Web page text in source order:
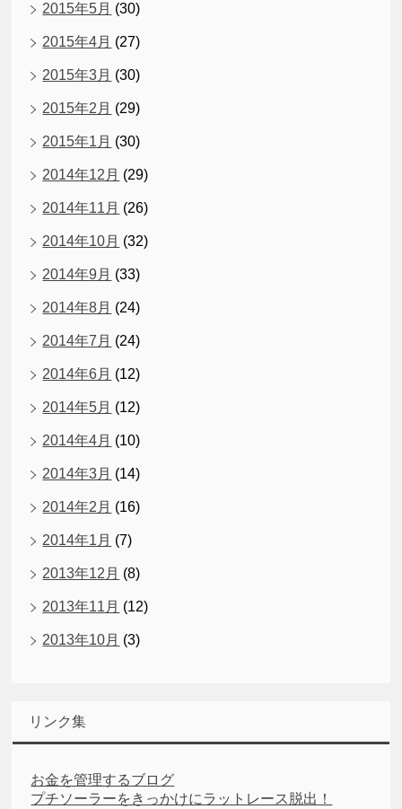
2015年5月 (30)
2015年4月 (27)
2015年3月 (30)
2015年2月 (29)
2015年1月 (30)
2014年12月 (29)
2014年11月 (26)
2014年10月 (32)
2014年9月 (33)
2014年8月 (24)
2014年7月 (24)
2014年6月 (12)
2014年5月 (12)
2014年4月 (10)
2014年3月 (14)
2014年2月 (16)
2014年1月 (7)
2013年12月 (8)
2013年11月 (12)
2013年10月 (3)
リンク集
お金を管理するブログ
プチソーラーをきっかけにラットレース脱出！